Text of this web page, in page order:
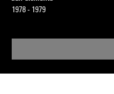
1978 - 1979